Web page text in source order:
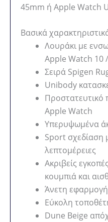
45mm ή Apple Watch
Βασικά
Λουράκι με
Apple Watch 10
Σειρά Spigen
Unibody
Προστατευτικό
Apple Watch
Υπερυψωμένα
Sport σχεδίαση
λεπτομέρειες
Ακριβείς
κουμπιά και
Άνετη
Εύκολη
Dune Beige